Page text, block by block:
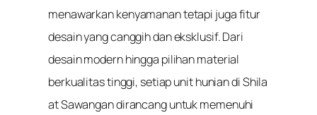
menawarkan kenyamanan tetapi juga fitur
desain yang canggih dan eksklusif. Dari
desain modern hingga pilihan material
berkualitas tinggi, setiap unit hunian di Shila
at Sawangan dirancang untuk memenuhi